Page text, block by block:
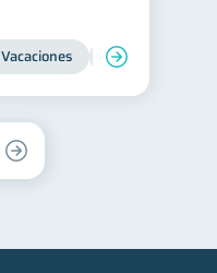
Vacaciones Organización